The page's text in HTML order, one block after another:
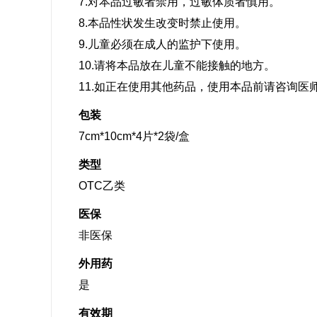
8.本品性状发生改变时禁止使用。
9.儿童必须在成人的监护下使用。
10.请将本品放在儿童不能接触的地方。
11.如正在使用其他药品，使用本品前请咨询医
包装
7cm*10cm*4片*2袋/盒
类型
OTC乙类
医保
非医保
外用药
是
有效期